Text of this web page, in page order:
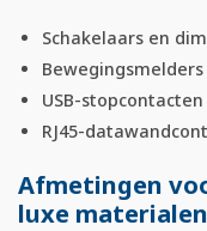
Schakelaars en
Bewegingsmelders
USB-stopcontacten
RJ45-
Afmetingen
luxe materialen